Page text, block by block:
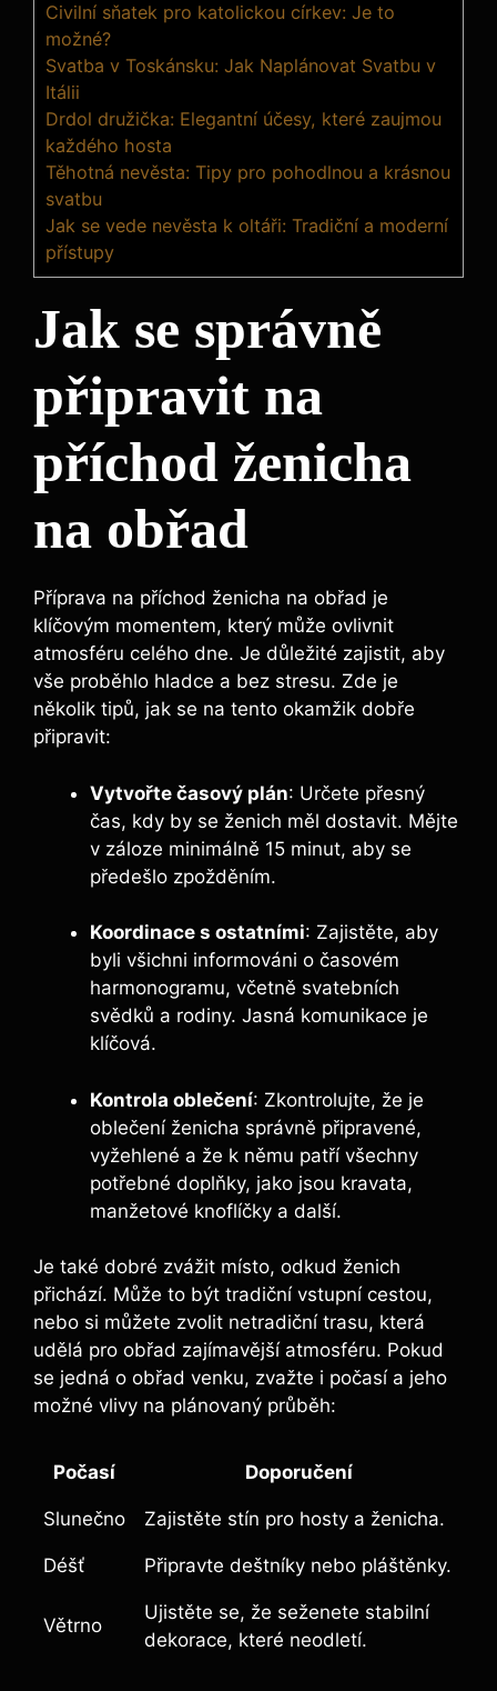
Civilní sňatek pro katolickou církev: Je to
možné?
Svatba v Toskánsku: Jak Naplánovat Svatbu v
Itálii
Drdol družička: Elegantní účesy, které zaujmou
každého hosta
Těhotná nevěsta: Tipy pro pohodlnou a krásnou
svatbu
Jak se vede nevěsta k oltáři: Tradiční a moderní
přístupy
Jak se správně
připravit na
příchod ženicha
na obřad
Příprava na příchod ženicha na obřad je
klíčovým momentem, který může ovlivnit
atmosféru celého dne. Je důležité zajistit, aby
vše proběhlo hladce a bez stresu. Zde je
několik tipů, jak se na tento okamžik dobře
připravit:
Vytvořte časový plán: Určete přesný
čas, kdy by se ženich měl dostavit. Mějte
v záloze minimálně 15 minut, aby se
předešlo zpožděním.
Koordinace s ostatními: Zajistěte, aby
byli všichni informováni o časovém
harmonogramu, včetně svatebních
svědků a rodiny. Jasná komunikace je
klíčová.
Kontrola oblečení: Zkontrolujte, že je
oblečení ženicha správně připravené,
vyžehlené a že k němu patří všechny
potřebné doplňky, jako jsou kravata,
manžetové knoflíčky a další.
Je také dobré zvážit místo, odkud ženich
přichází. Může to být tradiční vstupní cestou,
nebo si můžete zvolit netradiční trasu, která
udělá pro obřad zajímavější atmosféru. Pokud
se jedná o obřad venku, zvažte i počasí a jeho
možné vlivy na plánovaný průběh:
Počasí Doporučení
Slunečno Zajistěte stín pro hosty a ženicha.
Déšť Připravte deštníky nebo pláštěnky.
Větrno
Ujistěte se, že seženete stabilní
dekorace, které neodletí.